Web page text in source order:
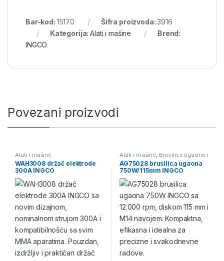
Bar-kod: 15170 Šifra proizvoda:3916
Kategorija:Alati i mašine
Brend:
INGCO
Povezani proizvodi
Alati i mašine
WAH3008 držač elektrode
300A INGCO
Alati i mašine Brusilice ugaone i
čeone, Brusni alat, Električni i
Akumulatorski alati
AG75028 brusilica ugaona
750W/115mm INGCO